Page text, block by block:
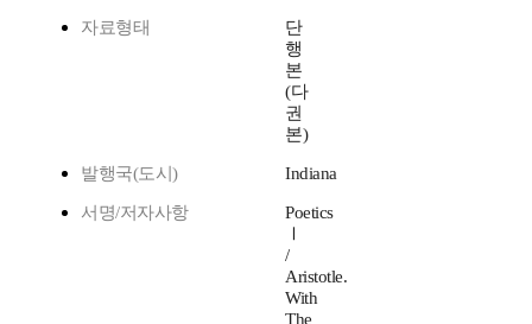
자료형태
단
행
본
(다
권
본)
발행국(도시) Indiana
서명/저자사항
Poetics
Ⅰ
/
Aristotle.
With
The